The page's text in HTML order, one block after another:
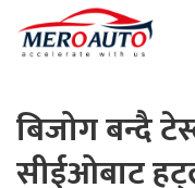
बिजोग बन्दै
सीईओबाट